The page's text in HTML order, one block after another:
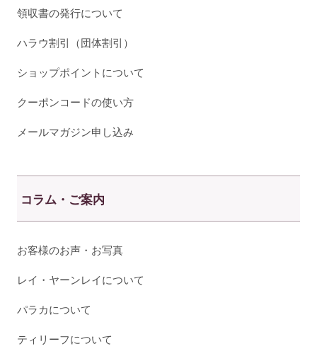
領収書の発行について
ハラウ割引（団体割引）
ショップポイントについて
クーポンコードの使い方
メールマガジン申し込み
コラム・ご案内
お客様のお声・お写真
レイ・ヤーンレイについて
パラカについて
ティリーフについて